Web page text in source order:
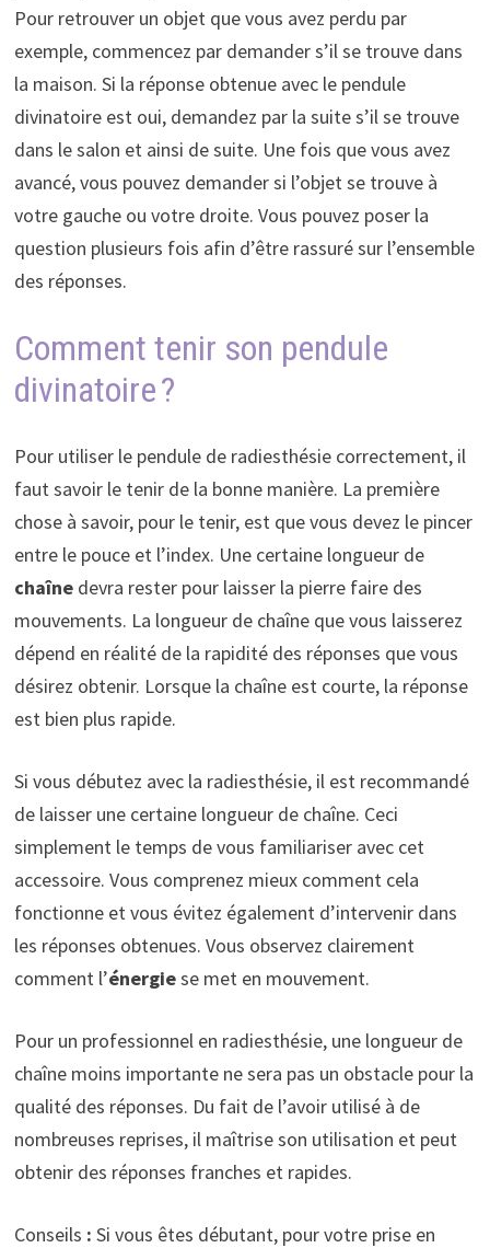
Pour retrouver un objet que vous avez perdu par
exemple, commencez par demander s’il se trouve dans
la maison. Si la réponse obtenue avec le pendule
divinatoire est oui, demandez par la suite s’il se trouve
dans le salon et ainsi de suite. Une fois que vous avez
avancé, vous pouvez demander si l’objet se trouve à
votre gauche ou votre droite. Vous pouvez poser la
question plusieurs fois afin d’être rassuré sur l’ensemble
des réponses.
Comment tenir son pendule
divinatoire ?
Pour utiliser le pendule de radiesthésie correctement, il
faut savoir le tenir de la bonne manière. La première
chose à savoir, pour le tenir, est que vous devez le pincer
entre le pouce et l’index. Une certaine longueur de
chaîne devra rester pour laisser la pierre faire des
mouvements. La longueur de chaîne que vous laisserez
dépend en réalité de la rapidité des réponses que vous
désirez obtenir. Lorsque la chaîne est courte, la réponse
est bien plus rapide.
Si vous débutez avec la radiesthésie, il est recommandé
de laisser une certaine longueur de chaîne. Ceci
simplement le temps de vous familiariser avec cet
accessoire. Vous comprenez mieux comment cela
fonctionne et vous évitez également d’intervenir dans
les réponses obtenues. Vous observez clairement
comment l’énergiese met en mouvement.
Pour un professionnel en radiesthésie, une longueur de
chaîne moins importante ne sera pas un obstacle pour la
qualité des réponses. Du fait de l’avoir utilisé à de
nombreuses reprises, il maîtrise son utilisation et peut
obtenir des réponses franches et rapides.
Conseils : Si vous êtes débutant, pour votre prise en